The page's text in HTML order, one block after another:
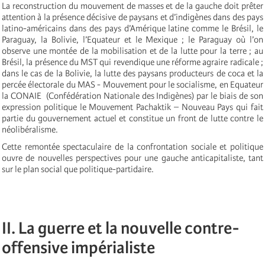
La reconstruction du mouvement de masses et de la gauche doit prêter
attention à la présence décisive de paysans et d’indigènes dans des pays
latino-américains dans des pays d’Amérique latine comme le Brésil, le
Paraguay, la Bolivie, l’Equateur et le Mexique ; le Paraguay où l’on
observe une montée de la mobilisation et de la lutte pour la terre ; au
Brésil, la présence du MST qui revendique une réforme agraire radicale ;
dans le cas de la Bolivie, la lutte des paysans producteurs de coca et la
percée électorale du MAS - Mouvement pour le socialisme, en Equateur
la CONAIE (Confédération Nationale des Indigènes) par le biais de son
expression politique le Mouvement Pachaktik – Nouveau Pays qui fait
partie du gouvernement actuel et constitue un front de lutte contre le
néolibéralisme.
Cette remontée spectaculaire de la confrontation sociale et politique
ouvre de nouvelles perspectives pour une gauche anticapitaliste, tant
sur le plan social que politique-partidaire.
II. La guerre et la nouvelle contre-
offensive impérialiste